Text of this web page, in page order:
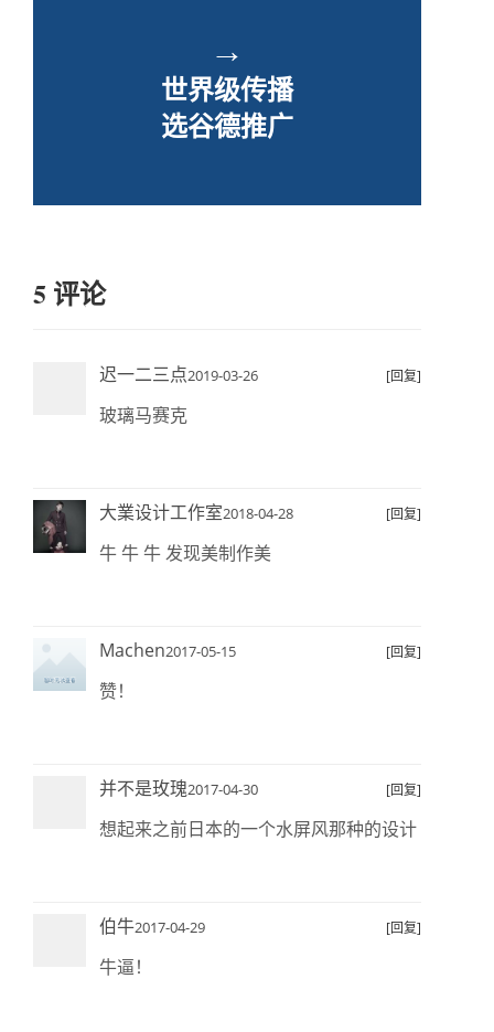
→
世界级传播
选谷德推广
5 评论
迟一二三点2019-03-26 [回复]
玻璃马赛克
大業设计工作室2018-04-28 [回复]
牛 牛 牛 发现美制作美
Machen2017-05-15 [回复]
赞！
并不是玫瑰2017-04-30 [回复]
想起来之前日本的一个水屏风那种的设计
伯牛2017-04-29 [回复]
牛逼！